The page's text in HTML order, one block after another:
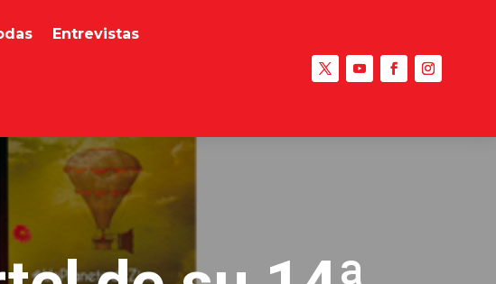
Entrevistas